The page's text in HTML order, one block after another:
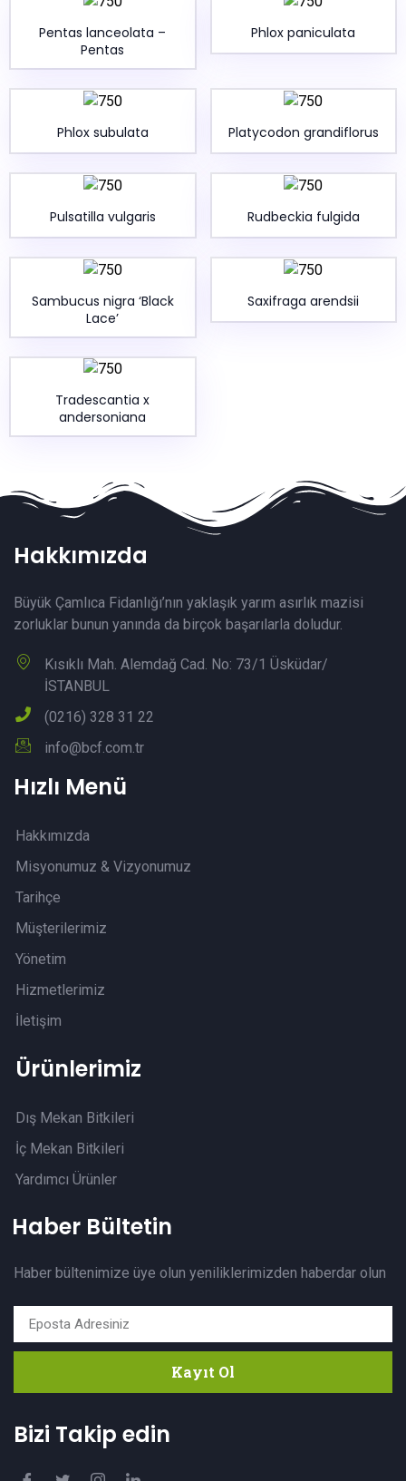
Pentas lanceolata –
Pentas
Phlox paniculata
Phlox subulata Platycodon grandiflorus
Pulsatilla vulgaris Rudbeckia fulgida
Sambucus nigra ‘Black
Lace’
Saxifraga arendsii
Tradescantia x
andersoniana
Hakkımızda
Büyük Çamlıca Fidanlığı’nın yaklaşık yarım asırlık mazisi
zorluklar bunun yanında da birçok başarılarla doludur.
Kısıklı Mah. Alemdağ Cad. No: 73/1 Üsküdar/
İSTANBUL
(0216) 328 31 22
info@bcf.com.tr
Hızlı Menü
Hakkımızda
Misyonumuz & Vizyonumuz
Tarihçe
Müşterilerimiz
Yönetim
Hizmetlerimiz
İletişim
Ürünlerimiz
Dış Mekan Bitkileri
İç Mekan Bitkileri
Yardımcı Ürünler
Haber Bültetin
Haber bültenimize üye olun yeniliklerimizden haberdar olun
Kayıt Ol
Bizi Takip edin